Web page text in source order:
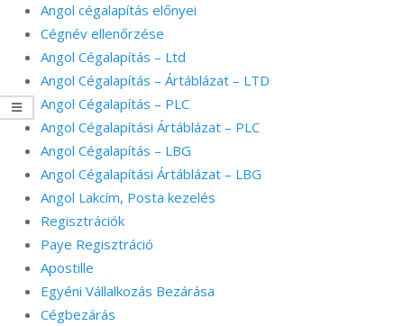
Angol cégalapítás előnyei
Cégnév ellenőrzése
Angol Cégalapítás – Ltd
Angol Cégalapítás – Ártáblázat – LTD
Angol Cégalapítás – PLC
Angol Cégalapítási Ártáblázat – PLC
Angol Cégalapítás – LBG
Angol Cégalapítási Ártáblázat – LBG
Angol Lakcím, Posta kezelés
Regisztrációk
Paye Regisztráció
Apostille
Egyéni Vállalkozás Bezárása
Cégbezárás